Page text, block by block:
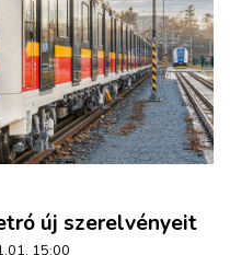
új szerelvényeit
15:00